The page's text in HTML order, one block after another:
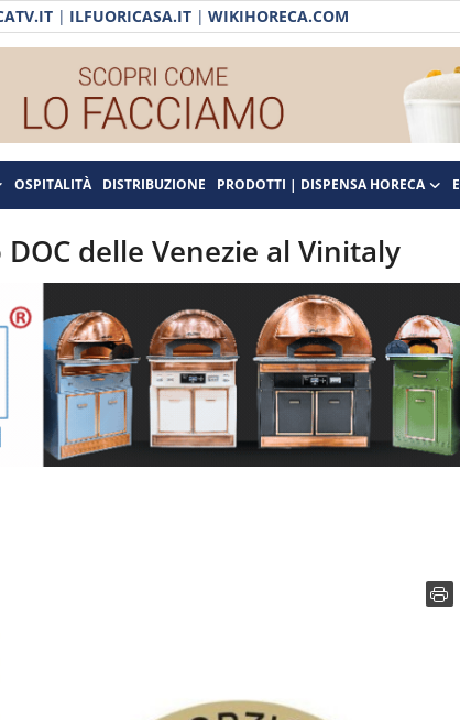
| ILFUORICASA.IT | WIKIHORECA.COM
OSPITALITÀ DISTRIBUZIONE PRODOTTI | DISPENSA HORECA
delle Venezie al Vinitaly